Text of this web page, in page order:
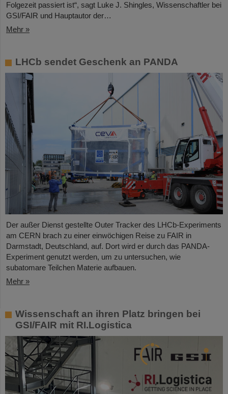
Folgezeit passiert ist“, sagt Luke J. Shingles, Wissenschaftler bei
GSI/FAIR und Hauptautor der…
Mehr »
LHCb sendet Geschenk an PANDA
Der außer Dienst gestellte Outer Tracker des LHCb-Experiments
am CERN brach zu einer einwöchigen Reise zu FAIR in
Darmstadt, Deutschland, auf. Dort wird er durch das PANDA-
Experiment genutzt werden, um zu untersuchen, wie
subatomare Teilchen Materie aufbauen.
Mehr »
Wissenschaft an ihren Platz bringen bei
GSI/FAIR mit RI.Logistica